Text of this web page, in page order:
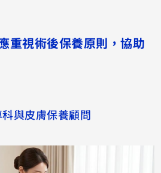
重視術後保養原則，協助
與皮膚保養顧問